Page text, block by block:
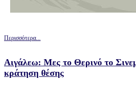
Περισσότερα...
Αιγάλεω: Μες το Θερινό το
κράτηση θέσης